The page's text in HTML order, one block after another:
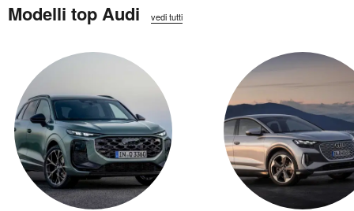
Modelli top Audi vedi tutti